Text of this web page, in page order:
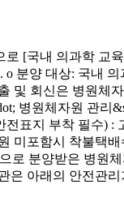
[국내 의과학 교
양 대상: 국내 의
및 회신은 병원체
병원체자원 관리
표지 부착 필수)
미포함시 착불택
로 분양받은 병원
아래의 안전관